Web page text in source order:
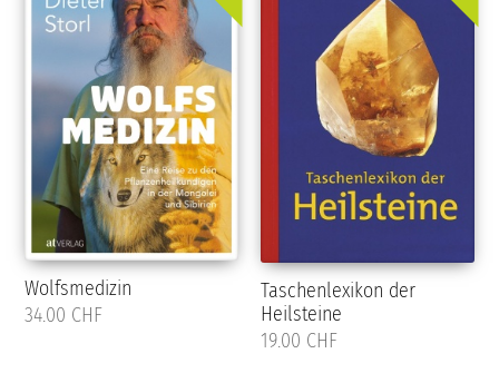
Wolfsmedizin
34.00 CHF
Taschenlexikon der
Heilsteine
19.00 CHF